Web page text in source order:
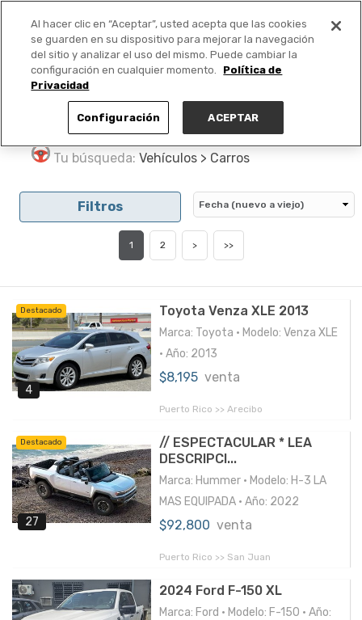
PUBLICA GRATIS +
Tu búsqueda: Vehículos > Carros
Filtros
1 2 > >>
Destacado
4
Toyota Venza XLE 2013
Marca: Toyota • Modelo: Venza XLE
• Año: 2013
$8,195 venta
Puerto Rico >> Arecibo
Destacado
27
// ESPECTACULAR * LEA
DESCRIPCI...
Marca: Hummer • Modelo: H-3 LA
MAS EQUIPADA • Año: 2022
$92,800 venta
Puerto Rico >> San Juan
2024 Ford F-150 XL
Marca: Ford • Modelo: F-150 • Año:
Al hacer clic en “Aceptar”, usted acepta que las cookies
se guarden en su dispositivo para mejorar la navegación
del sitio y analizar el uso del mismo. Puede cambiar la
configuración en cualquier momento.
Política de
Privacidad
Configuración ACEPTAR